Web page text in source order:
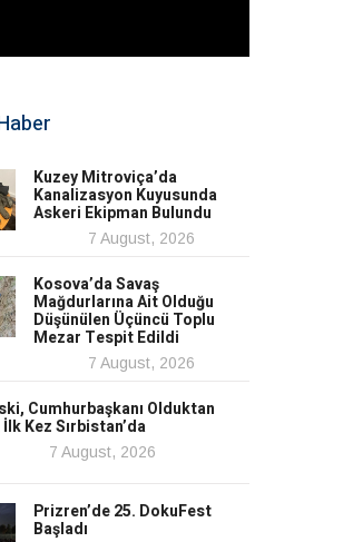
Kuzey Mitroviça’da
Kanalizasyon Kuyusunda
Askeri Ekipman Bulundu
7 August, 2026
Kosova’da Savaş
Mağdurlarına Ait Olduğu
Düşünülen Üçüncü Toplu
Mezar Tespit Edildi
7 August, 2026
Cumhurbaşkanı Olduktan
Kez Sırbistan’da
7 August, 2026
Prizren’de 25. DokuFest
Başladı